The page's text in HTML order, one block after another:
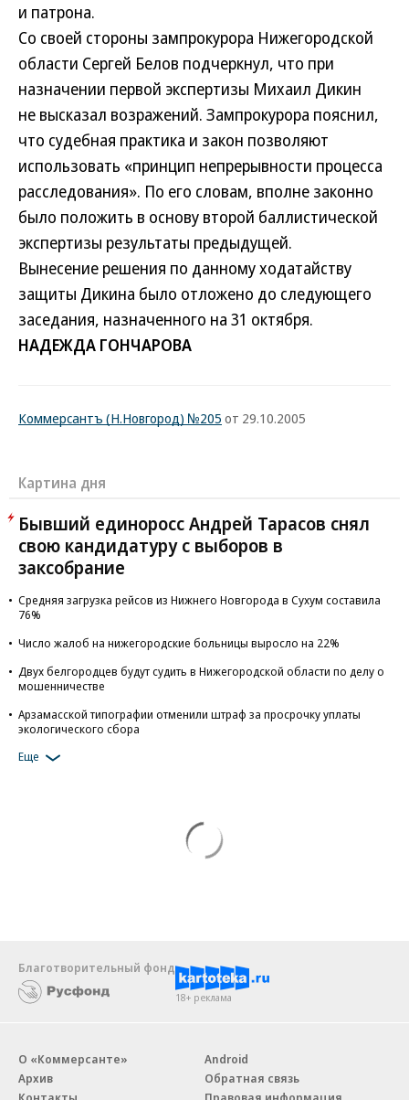
и патрона.
Со своей стороны зампрокурора Нижегородской
области Сергей Белов подчеркнул, что при
назначении первой экспертизы Михаил Дикин
не высказал возражений. Зампрокурора пояснил,
что судебная практика и закон позволяют
использовать «принцип непрерывности процесса
расследования». По его словам, вполне законно
было положить в основу второй баллистической
экспертизы результаты предыдущей.
Вынесение решения по данному ходатайству
защиты Дикина было отложено до следующего
заседания, назначенного на 31 октября.
НАДЕЖДА ГОНЧАРОВА
Коммерсантъ (Н.Новгород) №205 от 29.10.2005
Картина дня
Бывший единоросс Андрей Тарасов снял
свою кандидатуру с выборов в
заксобрание
Средняя загрузка рейсов из Нижнего Новгорода в Сухум составила
76%
Число жалоб на нижегородские больницы выросло на 22%
Двух белгородцев будут судить в Нижегородской области по делу о
мошенничестве
Арзамасской типографии отменили штраф за просрочку уплаты
экологического сбора
Еще
Благотворительный фонд
18+ реклама
О «Коммерсанте»
Архив
Android
Обратная связь